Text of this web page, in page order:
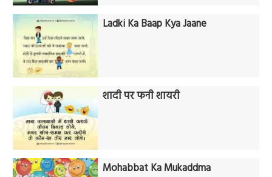
Ladki Ka Baap Kya Jaane
शादी पर फनी शायरी
Mohabbat Ka Mukaddma